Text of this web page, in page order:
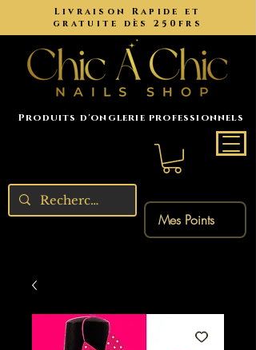
Livraison Rapide et
gratuite dès 250frs
Produits d'onglerie professionnels
Mes Points